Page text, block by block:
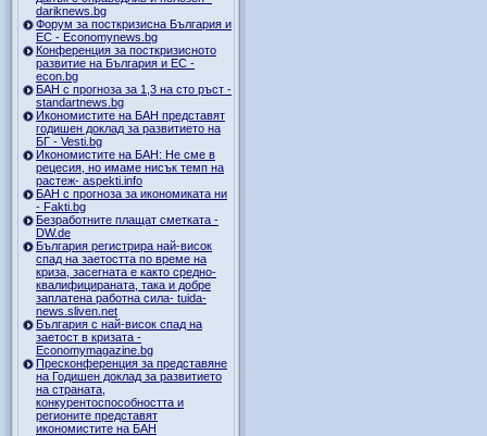
dariknews.bg
Форум за посткризисна България и
ЕС - Economynews.bg
Конференция за посткризисното
развитие на България и ЕС -
econ.bg
БАН с прогноза за 1,3 на сто ръст -
standartnews.bg
Икономистите на БАН представят
годишен доклад за развитието на
БГ - Vesti.bg
Икономистите на БАН: Не сме в
рецесия, но имаме нисък темп на
растеж- aspekti.info
БАН с прогноза за икономиката ни
- Fakti.bg
Безработните плащат сметката -
DW.de
България регистрира най-висок
спад на заетостта по време на
криза, засегната е както средно-
квалифицираната, така и добре
заплатена работна сила- tuida-
news.sliven.net
България с най-висок спад на
заетост в кризата -
Economymagazine.bg
Пресконференция за представяне
на Годишен доклад за развитието
на страната,
конкурентоспособността и
регионите представят
икономистите на БАН